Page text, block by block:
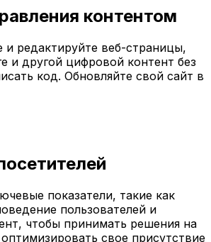
контентом
и редактируйте веб-страницы,
и другой цифровой контент без
код. Обновляйте свой сайт в
показатели, такие как
пользователей и
чтобы принимать решения на
свое присутствие